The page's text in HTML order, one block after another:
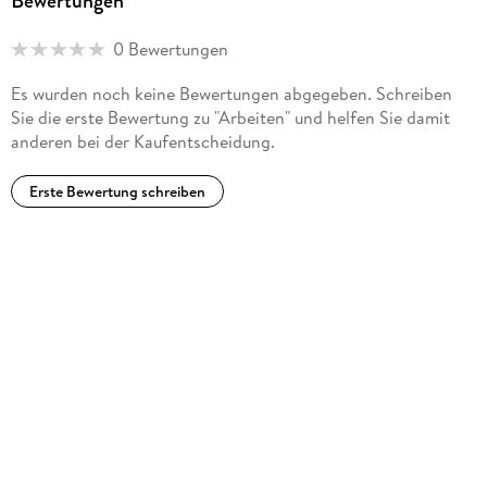
0 Bewertungen
Es wurden noch keine Bewertungen abgegeben. Schreiben
Sie die erste Bewertung zu "Arbeiten" und helfen Sie damit
anderen bei der Kaufentscheidung.
Erste Bewertung schreiben